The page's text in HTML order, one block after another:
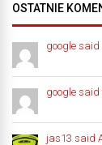
OSTATNIE
google said
google
jas13 said